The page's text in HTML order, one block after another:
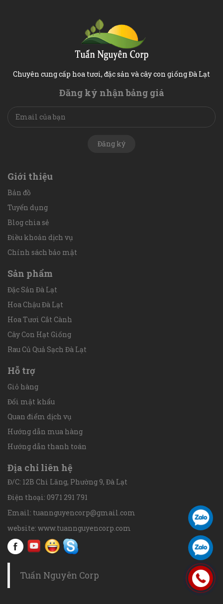
Chuyên cung cấp hoa tươi, đặc sản và cây con giống Đà Lạt
Đăng ký nhận bảng giá
Đăng ký
Giới thiệu
Bản đồ
Tuyển dụng
Blog chia sẻ
Điều khoản dịch vụ
Chính sách bảo mật
Sản phẩm
Đặc Sản Đà Lạt
Hoa Chậu Đà Lạt
Hoa Tươi Cắt Cành
Cây Con Hạt Giống
Rau Củ Quả Sạch Đà Lạt
Hỗ trợ
Giỏ hàng
Đổi mật khẩu
Quan điểm dịch vụ
Hướng dẫn mua hàng
Hướng dẫn thanh toán
Địa chỉ liên hệ
Đ/C: 12B Chi Lăng, Phường 9, Đà Lạt
Điện thoại: 0971 291 791
Email: tuannguyencorp@gmail.com
website: www.tuannguyencorp.com
Tuấn Nguyên Corp